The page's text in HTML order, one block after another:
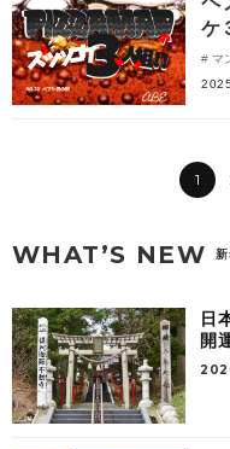
ケ
マ
1
WHAT’S NEW
日
開